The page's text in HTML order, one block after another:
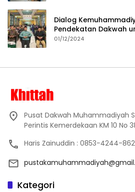
Dialog
Pendekatan Dakwah
01/12/2024
Pusat Dakwah Muhammadiyah
Perintis Kemerdekaan KM 10 No
Haris Zainuddin : 0853-4244-
Kategori